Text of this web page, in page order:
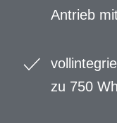
Antrieb
zu 750